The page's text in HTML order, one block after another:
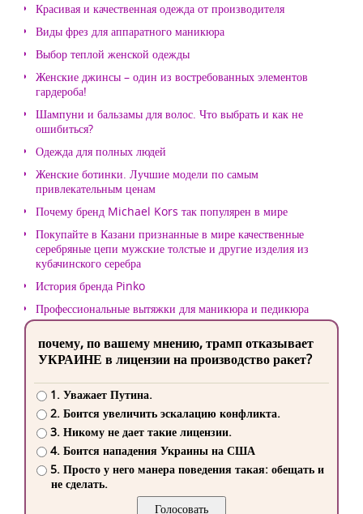
Красивая и качественная одежда от производителя
Виды фрез для аппаратного маникюра
Выбор теплой женской одежды
Женские джинсы – один из востребованных элементов
гардероба!
Шампуни и бальзамы для волос. Что выбрать и как не
ошибиться?
Одежда для полных людей
Женские ботинки. Лучшие модели по самым
привлекательным ценам
Почему бренд Michael Kors так популярен в мире
Покупайте в Казани признанные в мире качественные
серебряные цепи мужские толстые и другие изделия из
кубачинского серебра
История бренда Pinko
Профессиональные вытяжки для маникюра и педикюра
почему, по вашему мнению, трамп отказывает
УКРАИНЕ в лицензии на производство ракет?
1. Уважает Путина.
2. Боится увеличить эскалацию конфликта.
3. Никому не дает такие лицензии.
4. Боится нападения Украины на США
5. Просто у него манера поведения такая: обещать и
не сделать.